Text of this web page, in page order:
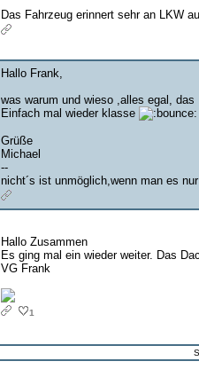
Das Fahrzeug erinnert sehr an LKW
Hallo Frank,
was warum und wieso ,alles egal,
Einfach mal wieder klasse
Grüße
Michael
--
nicht´s ist unmöglich,wenn man es
Hallo Zusammen
Es ging mal ein wieder weiter. Das
VG Frank
1